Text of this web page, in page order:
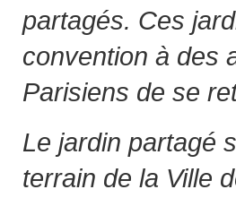
partagés. Ces
convention à des
Parisiens de se
Le jardin partagé
terrain de la Ville